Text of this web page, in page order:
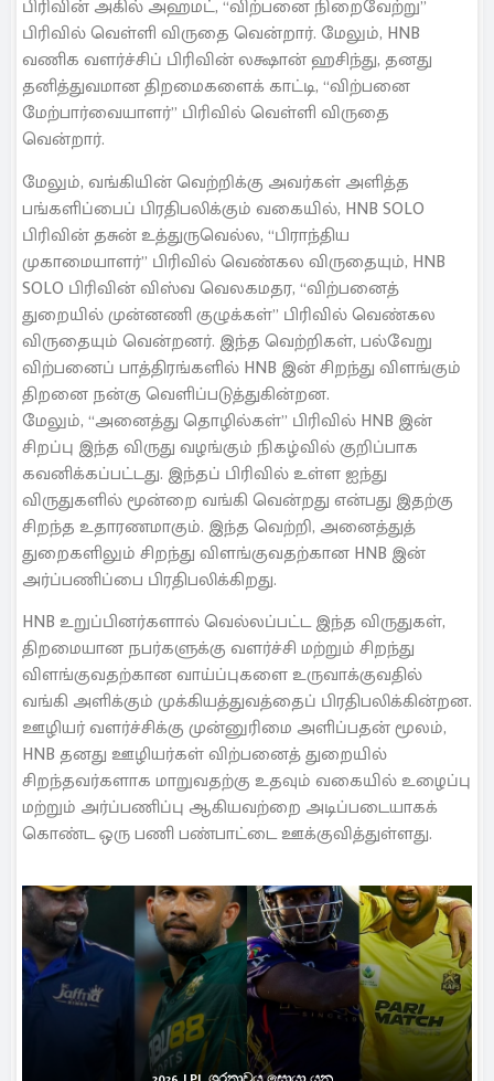
பிரிவின் அகில் அஹமட், “விற்பனை நிறைவேற்று”
பிரிவில் வெள்ளி விருதை வென்றார். மேலும், HNB
வணிக வளர்ச்சிப் பிரிவின் லக்ஷான் ஹசிந்து, தனது
தனித்துவமான திறமைகளைக் காட்டி, “விற்பனை
மேற்பார்வையாளர்” பிரிவில் வெள்ளி விருதை
வென்றார்.
மேலும், வங்கியின் வெற்றிக்கு அவர்கள் அளித்த
பங்களிப்பைப் பிரதிபலிக்கும் வகையில், HNB SOLO
பிரிவின் தசுன் உத்துருவெல்ல, “பிராந்திய
முகாமையாளர்” பிரிவில் வெண்கல விருதையும், HNB
SOLO பிரிவின் விஸ்வ வெலகமதர, “விற்பனைத்
துறையில் முன்னணி குழுக்கள்” பிரிவில் வெண்கல
விருதையும் வென்றனர். இந்த வெற்றிகள், பல்வேறு
விற்பனைப் பாத்திரங்களில் HNB இன் சிறந்து விளங்கும்
திறனை நன்கு வெளிப்படுத்துகின்றன.
மேலும், “அனைத்து தொழில்கள்” பிரிவில் HNB இன்
சிறப்பு இந்த விருது வழங்கும் நிகழ்வில் குறிப்பாக
கவனிக்கப்பட்டது. இந்தப் பிரிவில் உள்ள ஐந்து
விருதுகளில் மூன்றை வங்கி வென்றது என்பது இதற்கு
சிறந்த உதாரணமாகும். இந்த வெற்றி, அனைத்துத்
துறைகளிலும் சிறந்து விளங்குவதற்கான HNB இன்
அர்ப்பணிப்பை பிரதிபலிக்கிறது.
HNB உறுப்பினர்களால் வெல்லப்பட்ட இந்த விருதுகள்,
திறமையான நபர்களுக்கு வளர்ச்சி மற்றும் சிறந்து
விளங்குவதற்கான வாய்ப்புகளை உருவாக்குவதில்
வங்கி அளிக்கும் முக்கியத்துவத்தைப் பிரதிபலிக்கின்றன.
ஊழியர் வளர்ச்சிக்கு முன்னுரிமை அளிப்பதன் மூலம்,
HNB தனது ஊழியர்கள் விற்பனைத் துறையில்
சிறந்தவர்களாக மாறுவதற்கு உதவும் வகையில் உழைப்பு
மற்றும் அர்ப்பணிப்பு ஆகியவற்றை அடிப்படையாகக்
கொண்ட ஒரு பணி பண்பாட்டை ஊக்குவித்துள்ளது.